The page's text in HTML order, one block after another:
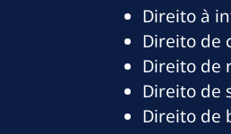
Direito à
Direito de
Direito de
Direito de
Direito de